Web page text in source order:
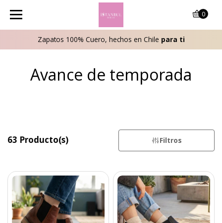
Zapatos 100% Cuero, hechos en Chile para ti
0
Avance de temporada
63 Producto(s) Filtros